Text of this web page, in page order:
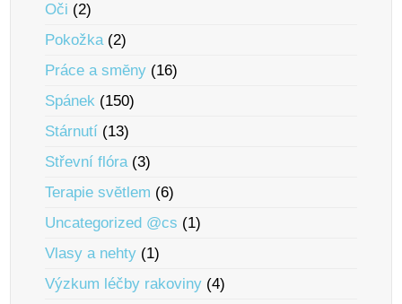
Oči (2)
Pokožka(2)
Práce a smĕny (16)
Spánek (150)
Stárnutí (13)
Střevní flóra(3)
Terapie svĕtlem (6)
Uncategorized @cs (1)
Vlasy a nehty (1)
Výzkum léčby rakoviny (4)